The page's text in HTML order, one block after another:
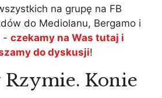
na grupę na FB
do Mediolanu, Bergamo i
- czekamy na Was tutaj i
do dyskusji!
Rzymie. Konie